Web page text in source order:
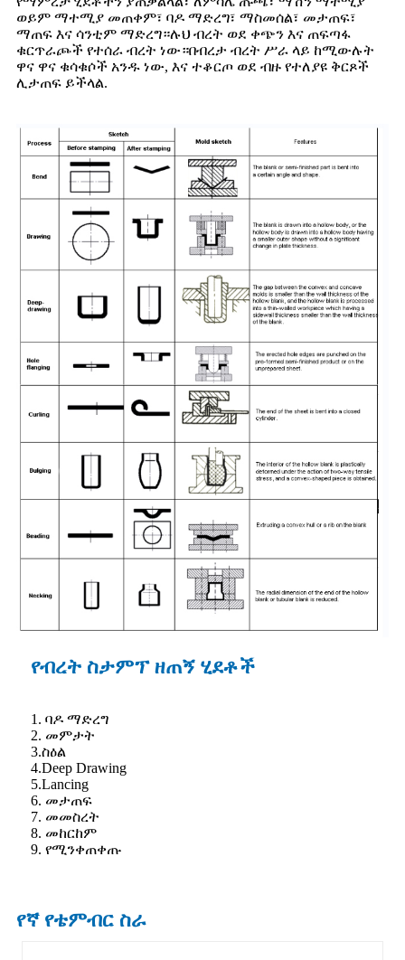
ወይም ማተሚያ መጠቀም፣ ባዶ ማድረግ፣ ማስመሰል፣ መታጠፍ፣
ማጠፍ እና ሳንቲም ማድረግ።ሉህ ብረት ወደ ቀጭን እና ጠፍጣፋ
ቁርጥራጮች የተሰራ ብረት ነው።በብረታ ብረት ሥራ ላይ ከሚውሉት
ዋና ዋና ቁሳቁሶች አንዱ ነው, እና ተቆርጦ ወደ ብዙ የተለያዩ ቅርጾች
ሊታጠፍ ይችላል.
የብረት ስታምፕ ዘጠኝ ሂደቶች
1. ባዶ ማድረግ
2. መምታት
3.ስዕል
4.Deep Drawing
5.Lancing
6. መታጠፍ
7. መመስረት
8. መከርከም
9. የሚንቀጠቀጡ
የኛ የቴምብር ስራ